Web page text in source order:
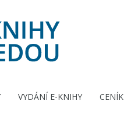
VYDÁNÍ E-KNIHY CENÍK